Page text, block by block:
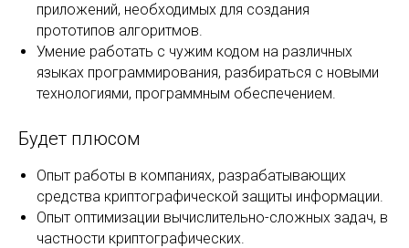
приложений, необходимых для создания
прототипов алгоритмов.
Умение работать с чужим кодом на различных
языках программирования, разбираться с новыми
технологиями, программным обеспечением.
Будет плюсом
Опыт работы в компаниях, разрабатывающих
средства криптографической защиты информации.
Опыт оптимизации вычислительно-сложных задач, в
частности криптографических.